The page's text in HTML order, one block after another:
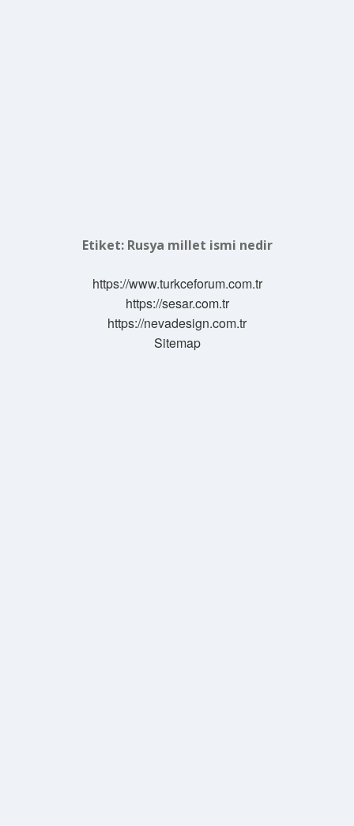
Etiket: Rusya millet ismi nedir
https://www.turkceforum.com.tr
https://sesar.com.tr
https://nevadesign.com.tr
Sitemap